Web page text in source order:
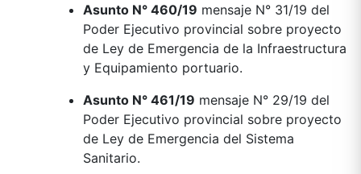
Asunto N° 460/19 mensaje N° 31/19 del
Poder Ejecutivo provincial sobre proyecto
de Ley de Emergencia de la Infraestructura
y Equipamiento portuario.
Asunto N° 461/19 mensaje N° 29/19 del
Poder Ejecutivo provincial sobre proyecto
de Ley de Emergencia del Sistema
Sanitario.